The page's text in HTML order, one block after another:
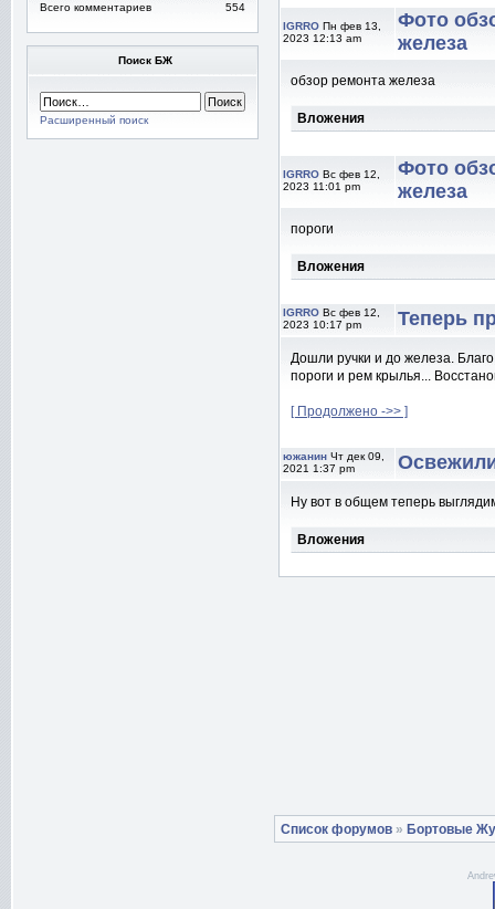
554
Всего комментариев
Поиск БЖ
Расширенный поиск
IGRRO Пн фев 13,
2023 12:13 am
Фото
железа
обзор ремонта железа
Вложения
IGRRO Вс фев 12,
2023 11:01 pm
Фото
железа
пороги
Вложения
IGRRO Вс фев 12,
2023 10:17 pm
Теперь
Дошли ручки и до железа.
пороги и рем крылья...
[ Продолжено ->> ]
южанин Чт дек 09,
2021 1:37 pm
Ну вот в общем теперь
Вложения
Список форумов » Бортовые